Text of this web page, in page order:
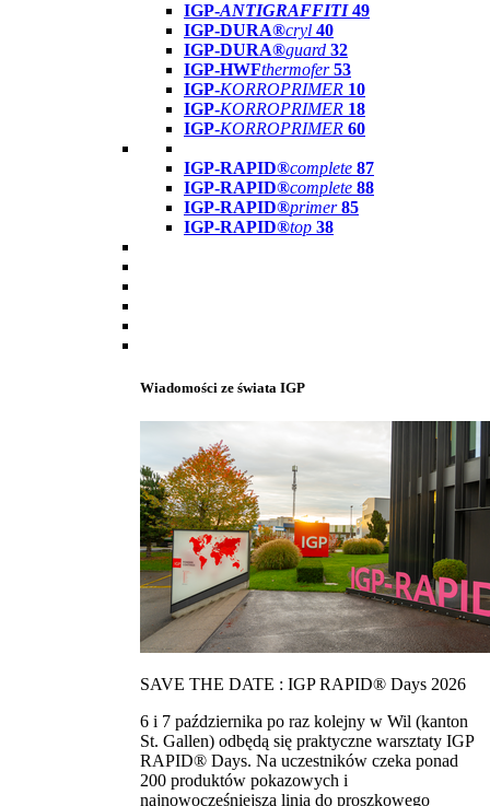
IGP-ANTIGRAFFITI49
IGP-DURA®cryl 40
IGP-DURA®guard 32
IGP-HWFthermofer 53
IGP-KORROPRIMER 10
IGP-KORROPRIMER 18
IGP-KORROPRIMER 60
IGP-RAPID®complete 87
IGP-RAPID®complete 88
IGP-RAPID®primer 85
IGP-RAPID®top 38
Wiadomości ze świata IGP
SAVE THE DATE : IGP RAPID® Days 2026
6 i 7 października po raz kolejny w Wil (kanton
St. Gallen) odbędą się praktyczne warsztaty IGP
RAPID® Days. Na uczestników czeka ponad
200 produktów pokazowych i
najnowocześniejsza linia do proszkowego